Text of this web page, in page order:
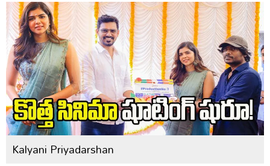
Kalyani Priyadarshan